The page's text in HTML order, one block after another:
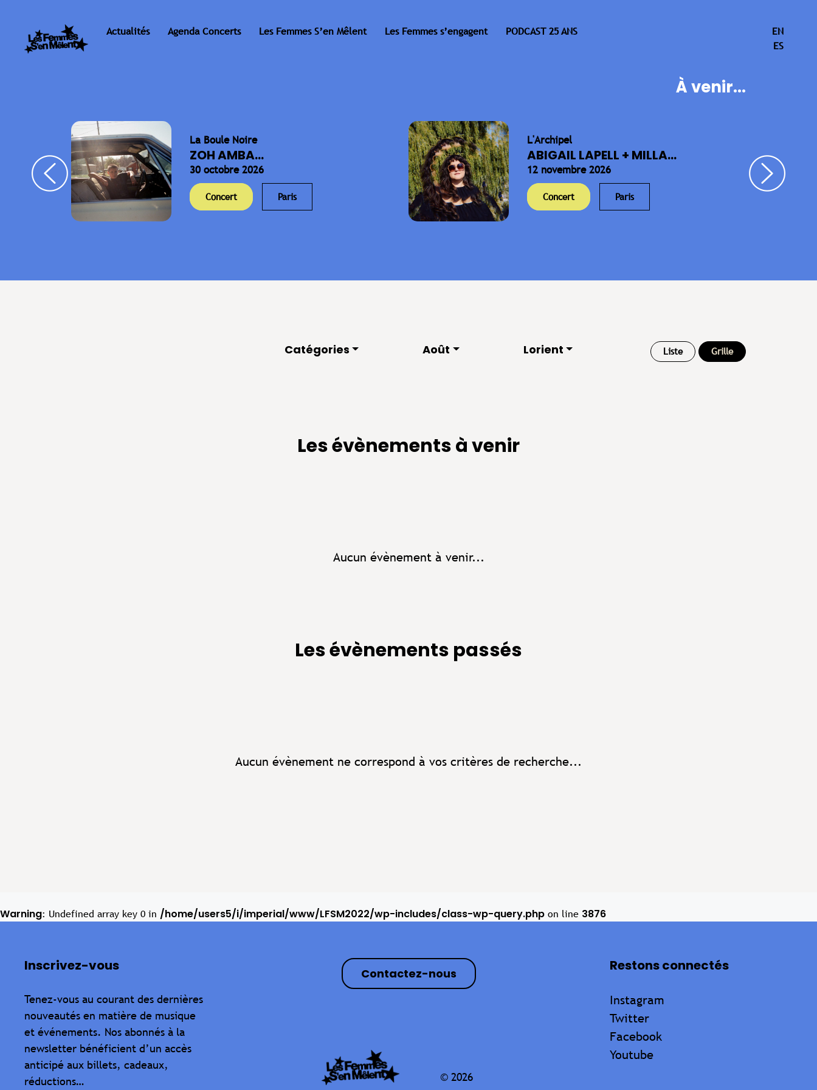
Actualités Agenda Concerts Les Femmes S’en Mêlent Les Femmes s’engagent PODCAST 25 ANS
EN
ES
À venir...
La Boule Noire
ZOH AMBA...
30 octobre 2026
Concert Paris
L'Archipel
ABIGAIL LAPELL + MILLA...
12 novembre 2026
Concert Paris
Catégories Août Lorient Liste Grille
Les évènements à venir
Aucun évènement à venir...
Les évènements passés
Aucun évènement ne correspond à vos critères de recherche...
Warning: Undefined array key 0 in /home/users5/i/imperial/www/LFSM2022/wp-includes/class-wp-query.php on line 3876
Inscrivez-vous
Tenez-vous au courant des dernières
nouveautés en matière de musique
et événements. Nos abonnés à la
newsletter bénéficient d’un accès
anticipé aux billets, cadeaux,
réductions…
Contactez-nous
© 2026
Restons connectés
Instagram
Twitter
Facebook
Youtube